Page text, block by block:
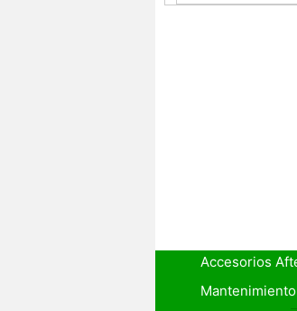
Pickup
Accesorios